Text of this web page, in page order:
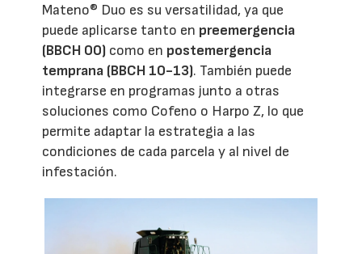
Mateno® Duo es su versatilidad, ya que
puede aplicarse tanto en preemergencia
(BBCH 00) como en postemergencia
temprana (BBCH 10-13). También puede
integrarse en programas junto a otras
soluciones como Cofeno o Harpo Z, lo que
permite adaptar la estrategia a las
condiciones de cada parcela y al nivel de
infestación.